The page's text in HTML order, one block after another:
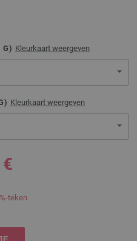
G) Kleurkaart weergeven
Kleurkaart weergeven
teken